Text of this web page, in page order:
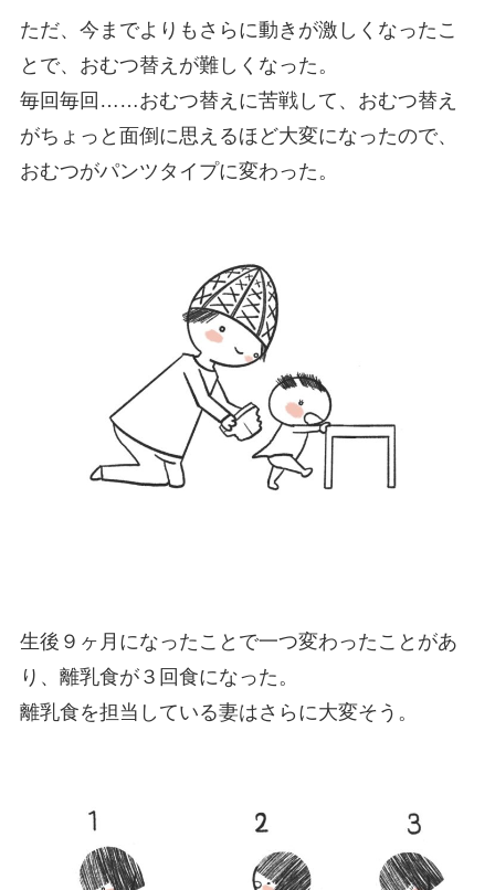
ただ、今までよりもさらに動きが激しくなったこ
とで、おむつ替えが難しくなった。
毎回毎回……おむつ替えに苦戦して、おむつ替え
がちょっと面倒に思えるほど大変になったので、
おむつがパンツタイプに変わった。
生後９ヶ月になったことで一つ変わったことがあ
り、離乳食が３回食になった。
離乳食を担当している妻はさらに大変そう。